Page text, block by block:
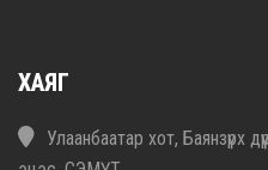
ХАЯГ
Улаанбаатар хот, Баянзүрх